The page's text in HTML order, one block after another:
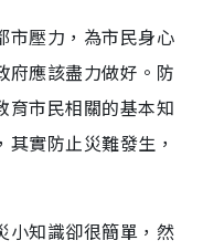
市壓力，為市民身心
府應該盡力做好。防
育市民相關的基本知
實防止災難發生，
小知識卻很簡單，然